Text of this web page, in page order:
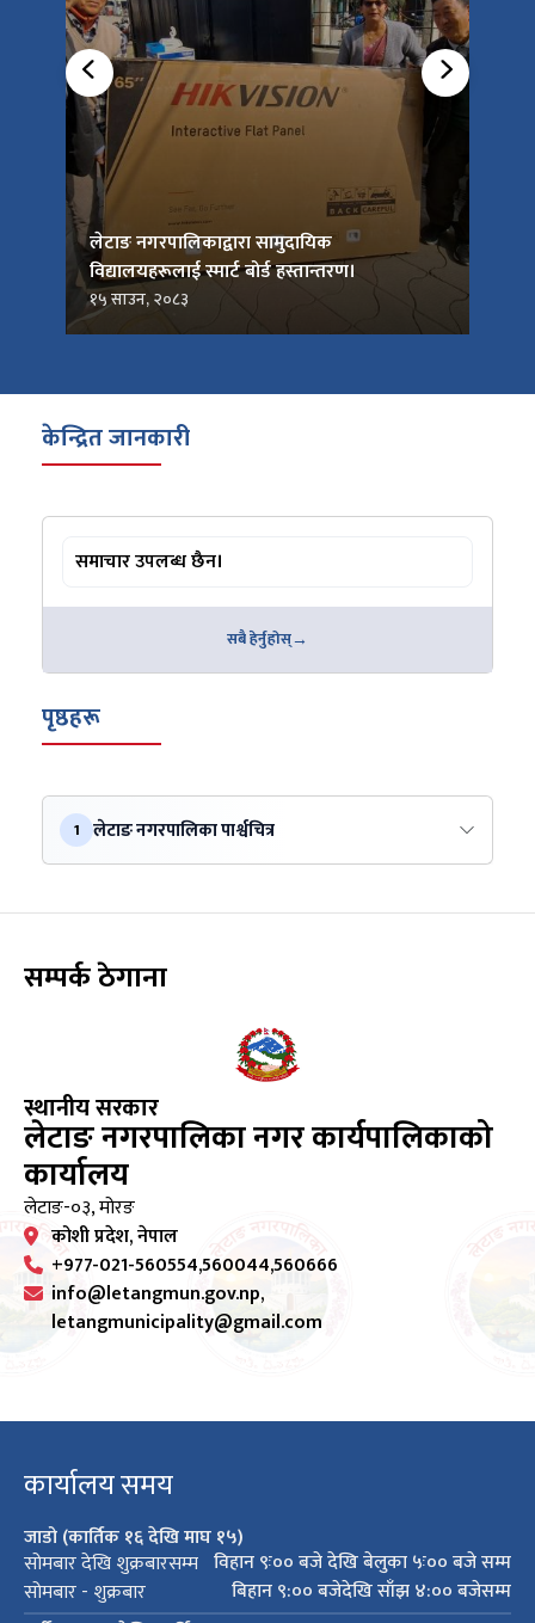
लेटाङ नगरपालिकाद्वारा सामुदायिक
विद्यालयहरूलाई स्मार्ट बोर्ड हस्तान्तरण।
१५ साउन, २०८३
केन्द्रित जानकारी
समाचार उपलब्ध छैन।
सबै हेर्नुहोस्
पृष्ठहरू
1 लेटाङ नगरपालिका पार्श्वचित्र
सम्पर्क ठेगाना
स्थानीय सरकार
लेटाङ नगरपालिका नगर कार्यपालिकाको
कार्यालय
लेटाङ-०३, मोरङ
कोशी प्रदेश, नेपाल
+977-021-560554,560044,560666
info@letangmun.gov.np,
letangmunicipality@gmail.com
कार्यालय समय
जाडो (कार्तिक १६ देखि माघ १५)
सोमबार देखि शुक्रबारसम्म विहान ९ः०० बजे देखि बेलुका ५ः०० बजे सम्म
सोमबार - शुक्रबार
बिहान ९:०० बजेदेखि साँझ ४:०० बजेसम्म